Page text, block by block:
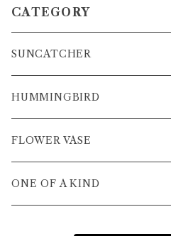
CATEGORY
SUNCATCHER
P-rhythm
3D Suncatcher
Panel Suncatcher
HUMMINGBIRD
FLOWER VASE
ONE OF A KIND